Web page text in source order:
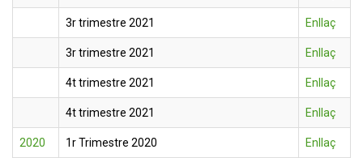
3r trimestre 2021 Enllaç
3r trimestre 2021 Enllaç
4t trimestre 2021 Enllaç
4t trimestre 2021 Enllaç
2020 1r Trimestre 2020 Enllaç